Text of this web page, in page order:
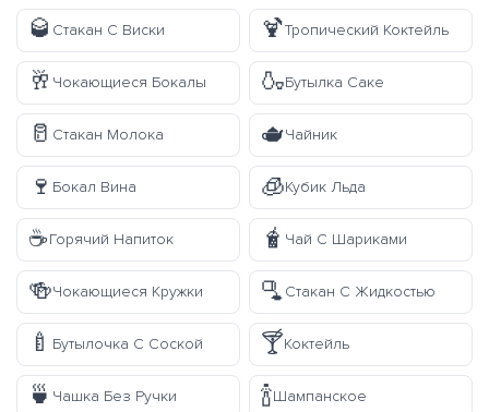
🥃 Стакан С Виски 🍹Тропический Коктейль
🥂 Чокающиеся Бокалы 🍶Бутылка Саке
🥛 Стакан Молока 🫖Чайник
🍷 Бокал Вина 🧊Кубик Льда
☕Горячий Напиток 🧋 Чай С Шариками
🍻Чокающиеся Кружки 🫗Стакан С Жидкостью
🍼 Бутылочка С Соской 🍸Коктейль
🍵 Чашка Без Ручки 🍾Шампанское